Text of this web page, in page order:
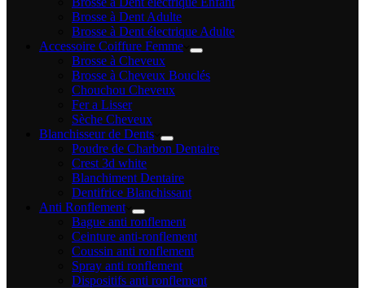
Brosse à Dent Adulte
Brosse à Dent électrique Adulte
Accessoire Coiffure Femme
Brosse à Cheveux
Brosse à Cheveux Bouclés
Chouchou Cheveux
Fer a Lisser
Sèche Cheveux
Blanchisseur de Dents
Poudre de Charbon Dentaire
Crest 3d white
Blanchiment Dentaire
Dentifrice Blanchissant
Anti Ronflement
Bague anti ronflement
Ceinture anti-ronflement
Coussin anti ronflement
Spray anti ronflement
Dispositifs anti ronflement